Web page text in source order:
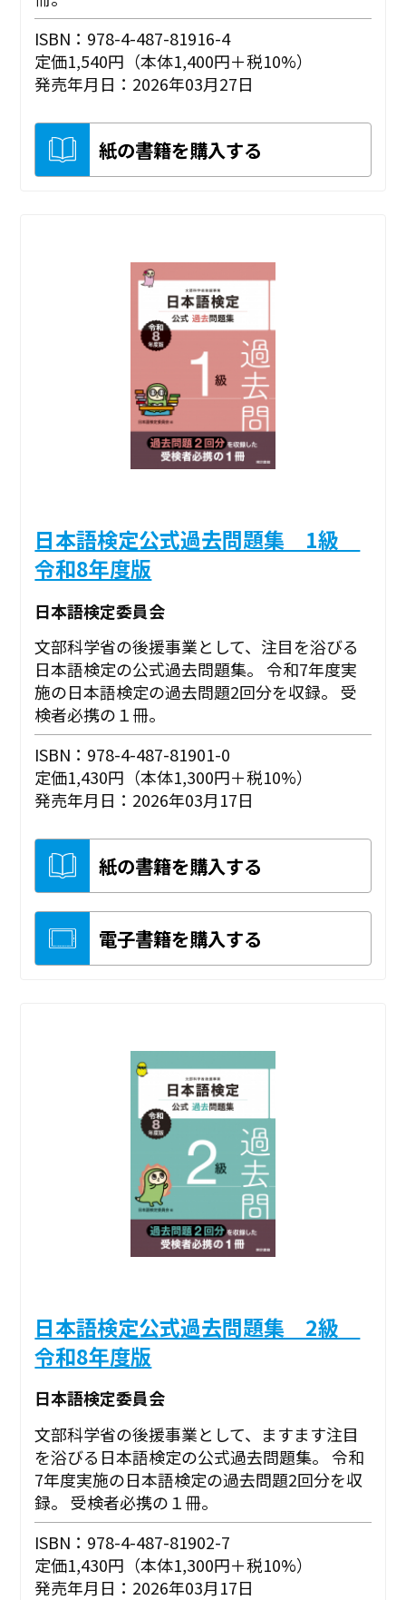
ISBN：978-4-487-81916-4
定価1,540円（本体1,400円＋税10%）
発売年月日：2026年03月27日
紙の書籍を購入する
日本語検定公式過去問題集 1級
令和8年度版
日本語検定委員会
文部科学省の後援事業として、注目を浴びる
日本語検定の公式過去問題集。 令和7年度実
施の日本語検定の過去問題2回分を収録。 受
検者必携の１冊。
ISBN：978-4-487-81901-0
定価1,430円（本体1,300円＋税10%）
発売年月日：2026年03月17日
紙の書籍を購入する
電子書籍を購入する
日本語検定公式過去問題集 2級
令和8年度版
日本語検定委員会
文部科学省の後援事業として、ますます注目
を浴びる日本語検定の公式過去問題集。 令和
7年度実施の日本語検定の過去問題2回分を収
録。 受検者必携の１冊。
ISBN：978-4-487-81902-7
定価1,430円（本体1,300円＋税10%）
発売年月日：2026年03月17日